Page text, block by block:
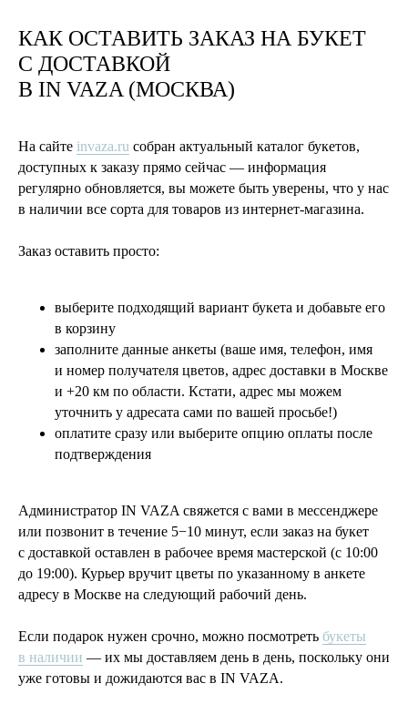
КАК ОСТАВИТЬ ЗАКАЗ НА БУКЕТ
С ДОСТАВКОЙ
В IN VAZA (МОСКВА)
На сайте invaza.ru собран актуальный каталог букетов,
доступных к заказу прямо сейчас — информация
регулярно обновляется, вы можете быть уверены, что у нас
в наличии все сорта для товаров из интернет-магазина.
Заказ оставить просто:
выберите подходящий вариант букета и добавьте его
в корзину
заполните данные анкеты (ваше имя, телефон, имя
и номер получателя цветов, адрес доставки в Москве
и +20 км по области. Кстати, адрес мы можем
уточнить у адресата сами по вашей просьбе!)
оплатите сразу или выберите опцию оплаты после
подтверждения
Администратор IN VAZA свяжется с вами в мессенджере
или позвонит в течение 5−10 минут, если заказ на букет
с доставкой оставлен в рабочее время мастерской (с 10:00
до 19:00). Курьер вручит цветы по указанному в анкете
адресу в Москве на следующий рабочий день.
Если подарок нужен срочно, можно посмотреть букеты
в наличии — их мы доставляем день в день, поскольку они
уже готовы и дожидаются вас в IN VAZA.